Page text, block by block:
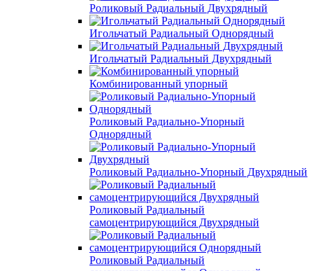
Роликовый Радиальный Двухрядный
Игольчатый Радиальный Однорядный
Игольчатый Радиальный Двухрядный
Комбинированный упорный
Роликовый Радиально-Упорный
Однорядный
Роликовый Радиально-Упорный Двухрядный
Роликовый Радиальный
самоцентрирующийся Двухрядный
Роликовый Радиальный